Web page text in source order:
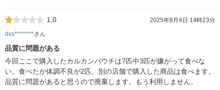
1.0
2025年8月4日 14時23分
dxs********さん
品質に問題がある
今回ここで購入したカルカンパウチは7匹中3匹が嫌がって食べな
い。食べたが体調不良が2匹。別の店舗で購入した商品は食べます。
品質に問題があると思うので廃棄します。もう利用しません。